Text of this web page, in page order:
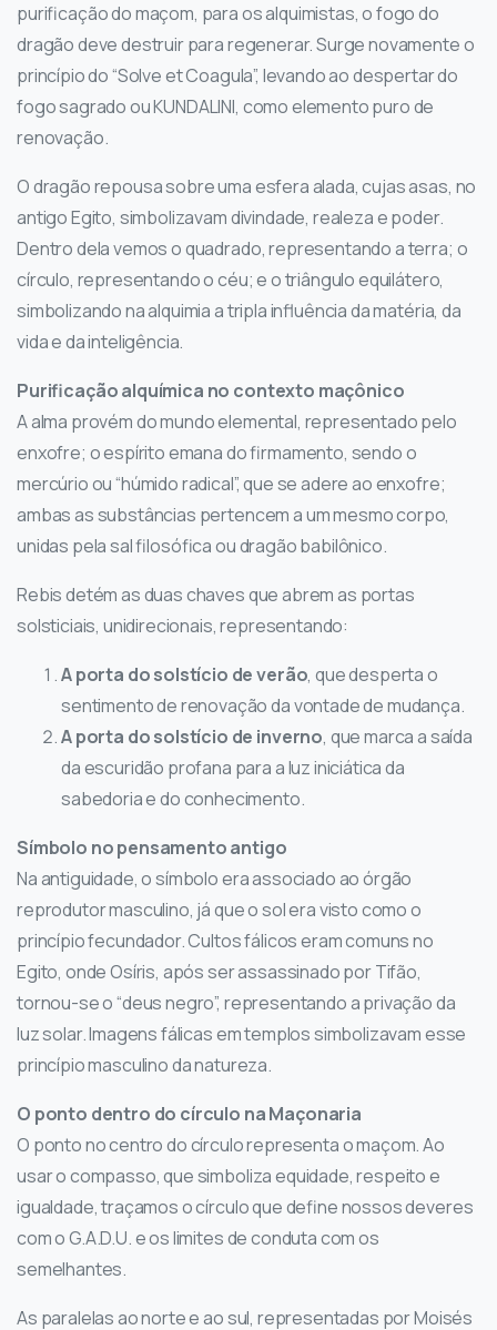
purificação do maçom, para os alquimistas, o fogo do
dragão deve destruir para regenerar. Surge novamente o
princípio do “Solve et Coagula”, levando ao despertar do
fogo sagrado ou KUNDALINI, como elemento puro de
renovação.
O dragão repousa sobre uma esfera alada, cujas asas, no
antigo Egito, simbolizavam divindade, realeza e poder.
Dentro dela vemos o quadrado, representando a terra; o
círculo, representando o céu; e o triângulo equilátero,
simbolizando na alquimia a tripla influência da matéria, da
vida e da inteligência.
Purificação alquímica no contexto maçônico
A alma provém do mundo elemental, representado pelo
enxofre; o espírito emana do firmamento, sendo o
mercúrio ou “húmido radical”, que se adere ao enxofre;
ambas as substâncias pertencem a um mesmo corpo,
unidas pela sal filosófica ou dragão babilônico.
Rebis detém as duas chaves que abrem as portas
solsticiais, unidirecionais, representando:
A porta do solstício de verão, que desperta o
sentimento de renovação da vontade de mudança.
A porta do solstício de inverno, que marca a saída
da escuridão profana para a luz iniciática da
sabedoria e do conhecimento.
Símbolo no pensamento antigo
Na antiguidade, o símbolo era associado ao órgão
reprodutor masculino, já que o sol era visto como o
princípio fecundador. Cultos fálicos eram comuns no
Egito, onde Osíris, após ser assassinado por Tifão,
tornou-se o “deus negro”, representando a privação da
luz solar. Imagens fálicas em templos simbolizavam esse
princípio masculino da natureza.
O ponto dentro do círculo na Maçonaria
O ponto no centro do círculo representa o maçom. Ao
usar o compasso, que simboliza equidade, respeito e
igualdade, traçamos o círculo que define nossos deveres
com o G.A.D.U. e os limites de conduta com os
semelhantes.
As paralelas ao norte e ao sul, representadas por Moisés